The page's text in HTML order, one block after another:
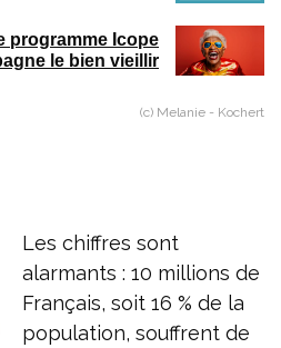
programme Icope
le bien vieillir
(c) Melanie - Kochert
Les chiffres sont
alarmants : 10 millions de
Français, soit 16 % de la
population, souffrent de